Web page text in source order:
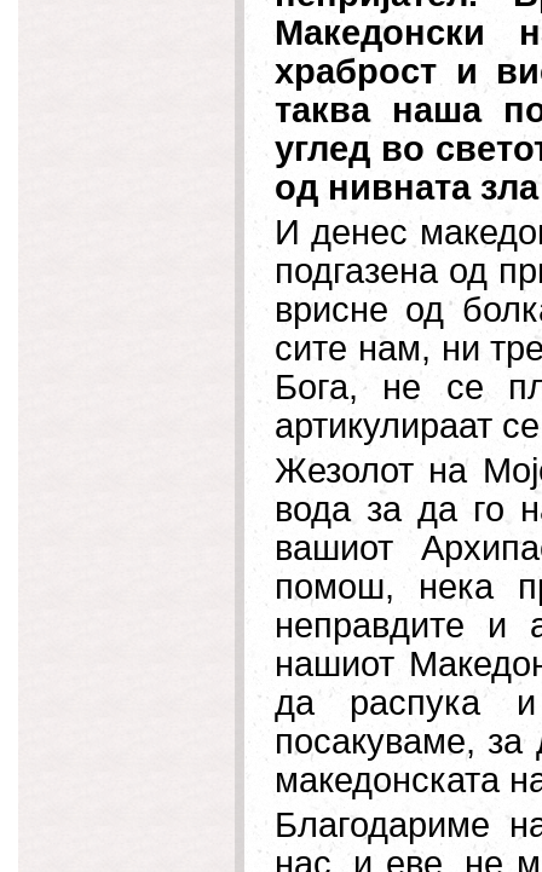
Македонски
храброст и
таква наша
углед во
од нивната
И денес
подгазена од
врисне од
сите нам, ни
Бога, не се
артикулираат
Жезолот на
вода за да го
вашиот
помош, нека
неправдите и
нашиот
да распука
посакуваме,
македонската
Благодариме
нас, и еве, не